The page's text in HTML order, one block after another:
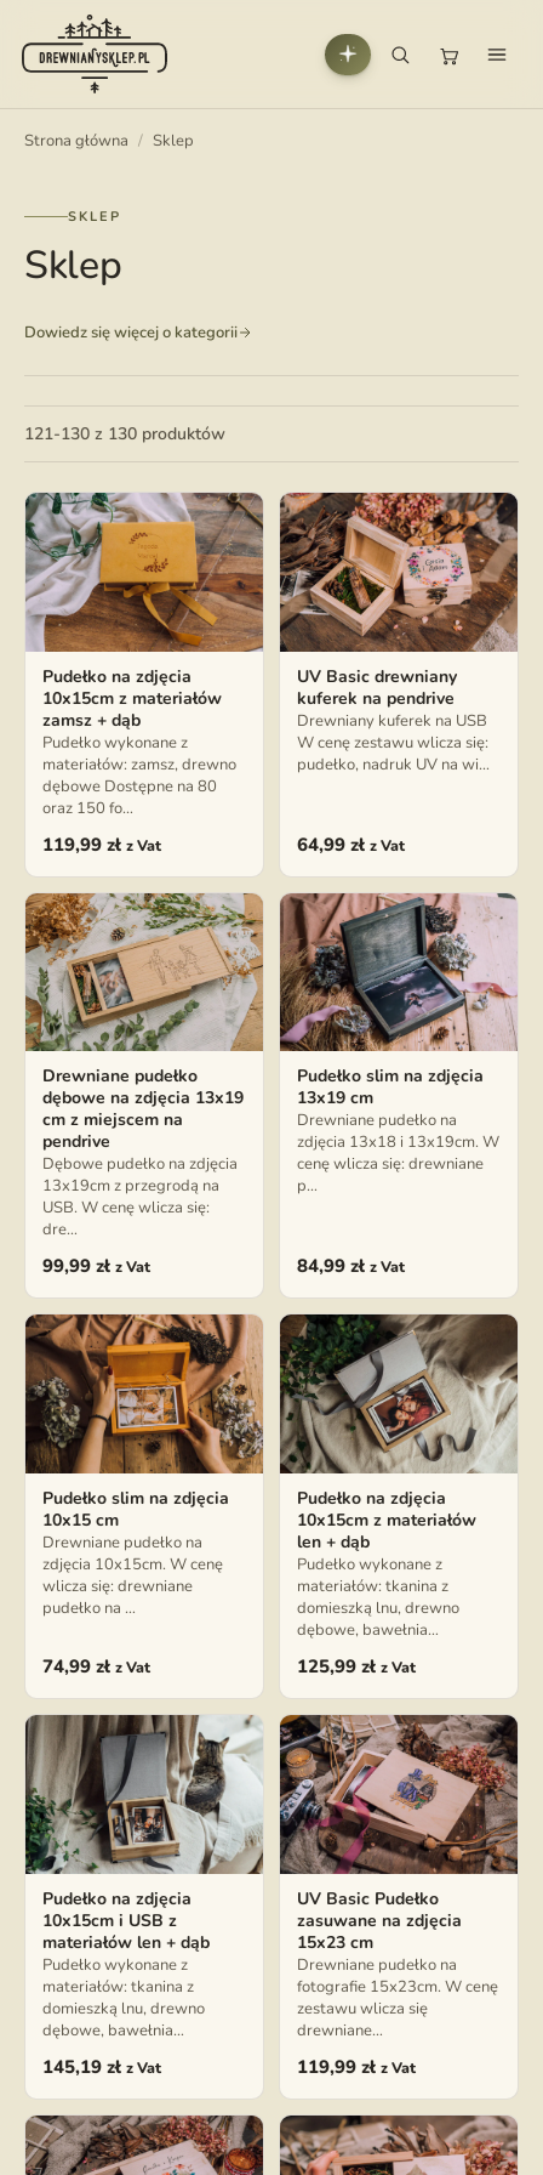
Strona główna / Sklep
SKLEP
Sklep
Dowiedz się więcej o kategorii
121-130 z 130 produktów
Pudełko na zdjęcia
10x15cm z materiałów
zamsz + dąb
Pudełko wykonane z
materiałów: zamsz, drewno
dębowe Dostępne na 80
oraz 150 fo…
119,99 zł z Vat
UV Basic drewniany
kuferek na pendrive
Drewniany kuferek na USB
W cenę zestawu wlicza się:
pudełko, nadruk UV na wi…
64,99 zł z Vat
Drewniane pudełko
dębowe na zdjęcia 13x19
cm z miejscem na
pendrive
Dębowe pudełko na zdjęcia
13x19cm z przegrodą na
USB. W cenę wlicza się:
dre…
99,99 zł z Vat
Pudełko slim na zdjęcia
13x19 cm
Drewniane pudełko na
zdjęcia 13x18 i 13x19cm. W
cenę wlicza się: drewniane
p…
84,99 zł z Vat
Pudełko slim na zdjęcia
10x15 cm
Drewniane pudełko na
zdjęcia 10x15cm. W cenę
wlicza się: drewniane
pudełko na …
74,99 zł z Vat
Pudełko na zdjęcia
10x15cm z materiałów
len + dąb
Pudełko wykonane z
materiałów: tkanina z
domieszką lnu, drewno
dębowe, bawełnia…
125,99 zł z Vat
Pudełko na zdjęcia
10x15cm i USB z
materiałów len + dąb
Pudełko wykonane z
materiałów: tkanina z
domieszką lnu, drewno
dębowe, bawełnia…
145,19 zł z Vat
UV Basic Pudełko
zasuwane na zdjęcia
15x23 cm
Drewniane pudełko na
fotografie 15x23cm. W cenę
zestawu wlicza się
drewniane…
119,99 zł z Vat